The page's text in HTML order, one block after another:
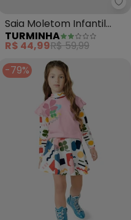
Ripilica - Saia Infantil
Saia Moletom Infantil
(Cinza)
TURMINHA
R$ 44,99R$ 59,99
-79%